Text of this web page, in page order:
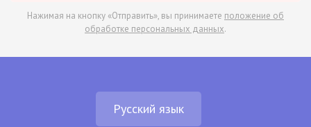
Нажимая на кнопку «Отправить», вы принимаете положение об
обработке персональных данных.
Русский язык